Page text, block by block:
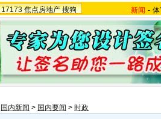
17173 焦点房地产 搜狗 新闻 -
国内新闻 > 国内要闻 > 时政